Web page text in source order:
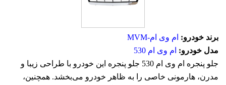
برند خودرو: ام وی ام-MVM
مدل خودرو: ام وی ام 530
جلو پنجره ام وی ام 530 جلو پنجره این خودرو با طراحی زیبا و
مدرن، هارمونی خاصی را به ظاهر خودرو می‌بخشد. همچنین،